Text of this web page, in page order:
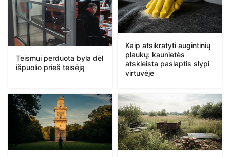
Teismui perduota byla dėl
išpuolio prieš teisėją
Kaip atsikratyti augintinių
plaukų: kaunietės
atskleista paslaptis slypi
virtuvėje